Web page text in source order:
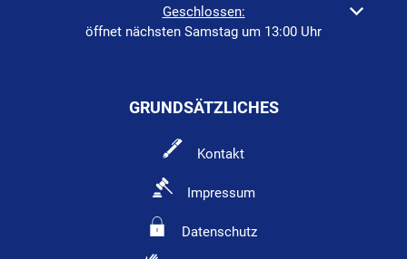
Klicken, um weitere Öffnungs- oder Schließzeiten
Geschlossen:
öffnet nächsten Samstag um 13:00 Uhr
GRUNDSÄTZLICHES
Kontakt
Impressum
Datenschutz